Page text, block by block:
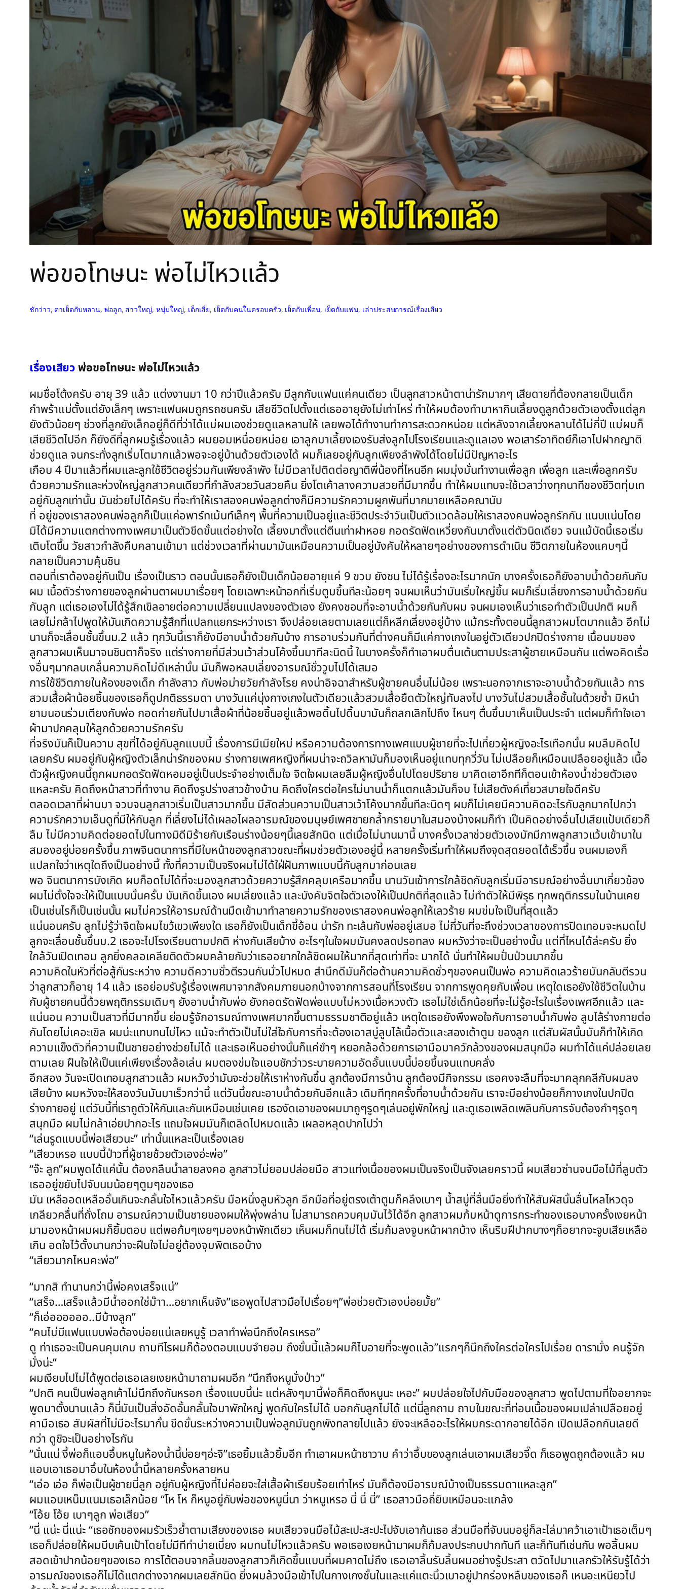
พ่อขอโทษนะ พ่อไม่ไหวแล้ว
ชักว่าว, ตาเย็ดกับหลาน, พ่อลูก, สาวใหญ่, หนุ่มใหญ่, เด็กเสี่ย, เย็ดกับคนในครอบครัว, เย็ดกับเพื่อน, เย็ดกับแฟน, เล่าประสบการณ์เรื่องเสียว
เรื่องเสียวพ่อขอโทษนะ พ่อไม่ไหวแล้ว
ผมชื่อโต้งครับ อายุ 39 แล้ว แต่งงานมา 10 กว่าปีแล้วครับ มีลูกกับแฟนแค่คนเดียว เป็นลูกสาวหน้าตาน่ารักมากๆ เสียดายที่ต้องกลายเป็นเด็ก
กำพร้าแม่ตั้งแต่ยังเล็กๆ เพราะแฟนผมถูกรถชนครับ เสียชีวิตไปตั้งแต่เธออายุยังไม่เท่าไหร่ ทำให้ผมต้องทำมาหากินเลี้ยงดูลูกด้วยตัวเองตั้งแต่ลูก
ยังตัวน้อยๆ ช่วงที่ลูกยังเล็กอยู่ก็ดีที่ว่าได้แม่ผมเองช่วยดูแลหลานให้ เลยพอได้ทำงานทำการสะดวกหน่อย แต่หลังจากเลี้ยงหลานได้ไม่กี่ปี แม่ผมก็
เสียชีวิตไปอีก ก็ยังดีที่ลูกผมรู้เรื่องแล้ว ผมยอมเหนื่อยหน่อย เอาลูกมาเลี้ยงเองรับส่งลูกไปโรงเรียนและดูแลเอง พอเสาร์อาทิตย์ก็เอาไปฝากญาติ
ช่วยดูแล จนกระทั่งลูกเริ่มโตมากแล้วพอจะอยู่บ้านด้วยตัวเองได้ ผมก็เลยอยู่กับลูกเพียงลำพังได้โดยไม่มีปัญหาอะไร
เกือบ 4 ปีมาแล้วที่ผมและลูกใช้ชีวิตอยู่ร่วมกันเพียงลำพัง ไม่มีเวลาไปติดต่อญาติพี่น้องที่ไหนอีก ผมมุ่งมั่นทำงานเพื่อลูก เพื่อลูก และเพื่อลูกครับ
ด้วยความรักและห่วงใหญ่ลูกสาวคนเดียวที่กำลังสวยวันสวยคืน ยิ่งโตเค้าลางความสวยที่มีมากขึ้น ทำให้ผมแทบจะใช้เวลาว่างทุกนาทีของชีวิตทุ่มเท
อยู่กับลูกเท่านั้น มันช่วยไม่ได้ครับ ที่จะทำให้เราสองคนพ่อลูกต่างก็มีความรักความผูกพันที่มากมายเหลือคณานับ
ที่ อยู่ของเราสองคนพ่อลูกก็เป็นแค่อพาร์ทเม้นท์เล็กๆ พื้นที่ความเป็นอยู่และชีวิตประจำวันเป็นตัวแวดล้อมให้เราสองคนพ่อลูกรักกัน แนบแน่นโดย
มิได้มีความแตกต่างทางเพศมาเป็นตัวขีดขั้นแต่อย่างใด เลี้ยงมาตั้งแต่ตีนเท่าฝาหอย กอดรัดฟัดเหวี่ยงกันมาตั้งแต่ตัวนิดเดียว จนแม้บัดนี้เธอเริ่ม
เติบโตขึ้น วัยสาวกำลังคืบคลานเข้ามา แต่ช่วงเวลาที่ผ่านมามันเหมือนความเป็นอยู่บังคับให้หลายๆอย่างของการดำเนิน ชีวิตภายในห้องแคบๆนี้
กลายเป็นความคุ้นชิน
ตอนที่เราต้องอยู่กันเป็น เรื่องเป็นราว ตอนนั้นเธอก็ยังเป็นเด็กน้อยอายุแค่ 9 ขวบ ยังซน ไม่ได้รู้เรื่องอะไรมากนัก บางครั้งเธอก็ยังอาบน้ำด้วยกันกับ
ผม เนื้อตัวร่างกายของลูกผ่านตาผมมาเรื่อยๆ โดยเฉพาะหน้าอกที่เริ่มตูมขึ้นทีละน้อยๆ จนผมเห็นว่ามันเริ่มใหญ่ขึ้น ผมก็เริ่มเลี่ยงการอาบน้ำด้วยกัน
กับลูก แต่เธอเองไม่ได้รู้สึกเขิลอายต่อความเปลี่ยนแปลงของตัวเอง ยังคงชอบที่จะอาบน้ำด้วยกันกับผม จนผมเองเห็นว่าเธอทำตัวเป็นปกติ ผมก็
เลยไม่กล้าไปพูดให้มันเกิดความรู้สึกที่แปลกแยกระหว่างเรา จึงปล่อยเลยตามเลยแต่ก็หลีกเลี่ยงอยู่บ้าง แม้กระทั้งตอนนี้ลูกสาวผมโตมากแล้ว อีกไม่
นานก็จะเลื่อนชั้นขึ้นม.2 แล้ว ทุกวันนี้เราก็ยังมีอาบน้ำด้วยกันบ้าง การอาบร่วมกันที่ต่างคนก็มีแค่กางเกงในอยู่ตัวเดียวปกปิดร่างกาย เนื้อนมของ
ลูกสาวผมเห็นมาจนชินตาก็จริง แต่ร่างกายที่มีส่วนเว้าส่วนโค้งขึ้นมาทีละนิดนี้ ในบางครั้งก็ทำเอาผมตื่นเต้นตามประสาผู้ชายเหมือนกัน แต่พอคิดเรื่อ
งอื่นๆมากลบเกลื่นความคิดไม่ดีเหล่านั้น มันก็พอหลบเลี่ยงอารมณ์ชั่ววูบไปได้เสมอ
การใช้ชีวิตภายในห้องของเด็ก กำลังสาว กับพ่อม่ายวัยกำลังโรย คงน่าอิจฉาสำหรับผู้ชายคนอื่นไม่น้อย เพราะนอกจากเราจะอาบน้ำด้วยกันแล้ว การ
สวมเสื้อผ้าน้อยชิ้นของเธอก็ดูปกติธรรมดา บางวันแค่นุ่งกางเกงในตัวเดียวแล้วสวมเสื้อยืดตัวใหญ่ทับลงไป บางวันไม่สวมเสื้อชั้นในด้วยซ้ำ มิหนำ
ยามนอนร่วมเตียงกับพ่อ กอดก่ายกันไปมาเสื้อผ้าที่น้อยชิ้นอยู่แล้วพอดิ้นไปดิ้นมามันก็ถลกเลิกไปถึง ไหนๆ ตื่นขึ้นมาเห็นเป็นประจำ แต่ผมก็ทำใจเอา
ผ้ามาปกคลุมให้ลูกด้วยความรักครับ
ที่จริงมันก็เป็นความ สุขที่ได้อยู่กับลูกแบบนี้ เรื่องการมีเมียใหม่ หรือความต้องการทางเพศแบบผู้ชายที่จะไปเที่ยวผู้หญิงอะไรเทือกนั้น ผมลืมคิดไป
เลยครับ ผมอยู่กับผู้หญิงตัวเล็กน่ารักของผม ร่างกายเพศหญิงที่ผมน่าจะถวิลหามันก็มองเห็นอยู่แทบทุกวี่วัน ไม่เปลือยก็เหมือนเปลือยอยู่แล้ว เนื้อ
ตัวผู้หญิงคนนี้ถูกผมกอดรัดฟัดหอมอยู่เป็นประจำอย่างเต็มใจ จิตใจผมเลยลืมผู้หญิงอื่นไปโดยปริยาย มาคิดเอาอีกทีก็ตอนเข้าห้องน้ำช่วยตัวเอง
แหละครับ คิดถึงหน้าสาวที่ทำงาน คิดถึงรูปร่างสาวข้างบ้าน คิดถึงใครต่อใครไม่นานน้ำก็แตกแล้วมันก็จบ ไม่เสียตังค์เที่ยวสบายใจดีครับ
ตลอดเวลาที่ผ่านมา จวบจนลูกสาวเริ่มเป็นสาวมากขึ้น มีสัดส่วนความเป็นสาวเว้าโค้งมากขึ้นทีละนิดๆ ผมก็ไม่เคยมีความคิดอะไรกับลูกมากไปกว่า
ความรักความเอ็นดูที่มีให้กับลูก ที่เลี่ยงไม่ได้เผลอไผลอารมณ์ของมนุษย์เพศชายกล้ำกรายมาในสมองบ้างผมก็ทำ เป็นคิดอย่างอื่นไปเสียแป้บเดียวก็
ลืม ไม่มีความคิดต่อยอดไปในทางมิดีมิร้ายกับเรือนร่างน้อยๆนี้เลยสักนิด แต่เมื่อไม่นานมานี้ บางครั้งเวลาช่วยตัวเองมักมีภาพลูกสาวแว้บเข้ามาใน
สมองอยู่บ่อยครั้งขึ้น ภาพจินตนาการที่มีใบหน้าของลูกสาวขณะที่ผมช่วยตัวเองอยู่นี้ หลายครั้งเริ่มทำให้ผมถึงจุดสุดยอดได้เร็วขึ้น จนผมเองก็
แปลกใจว่าเหตุใดถึงเป็นอย่างนี้ ทั้งที่ความเป็นจริงผมไม่ได้ใฝ่ฝันภาพแบบนี้กับลูกมาก่อนเลย
พอ จินตนาการบังเกิด ผมก็อดไม่ได้ที่จะมองลูกสาวด้วยความรู้สึกคลุมเครือมากขึ้น นานวันเข้าการใกล้ชิดกับลูกเริ่มมีอารมณ์อย่างอื่นมาเกี่ยวข้อง
ผมไม่ตั้งใจจะให้เป็นแบบนั้นครั้บ มันเกิดขึ้นเอง ผมเลี่ยงแล้ว และบังคับจิตใจตัวเองให้เป็นปกติที่สุดแล้ว ไม่ทำตัวให้มีพิรุธ ทุกพฤติกรรมในบ้านเคย
เป็นเช่นไรก็เป็นเช่นนั้น ผมไม่ควรให้อารมณ์ด้านมืดเข้ามาทำลายความรักของเราสองคนพ่อลูกให้เลวร้าย ผมข่มใจเป็นที่สุดแล้ว
แน่นอนครับ ลูกไม่รู้ว่าจิตใจผมไขว้เขวเพียงใด เธอก็ยังเป็นเด็กขี้อ้อน น่ารัก ทะเล้นกับพ่ออยู่เสมอ ไม่กี่วันที่จะถึงช่วงเวลาของการปิดเทอมจะหมดไป
ลูกจะเลื่อนชั้นขึ้นม.2 เธอจะไปโรงเรียนตามปกติ ห่างกันเสียบ้าง อะไรๆในใจผมมันคงลดปรอทลง ผมหวังว่าจะเป็นอย่างนั้น แต่ที่ไหนได้ล่ะครับ ยิ่ง
ใกล้วันเปิดเทอม ลูกยิ่งคลอเคลียติดตัวผมคล้ายกับว่าเธออยากใกล้ชิดผมให้มากที่สุดเท่าที่จะ มากได้ นั่นทำให้ผมปั่นป่วนมากขึ้น
ความคิดในหัวที่ต่อสู้กันระหว่าง ความดีความชั่วตีรวนกันมั่วไปหมด สำนึกดีมันก็ต่อต้านความคิดชั่วๆของคนเป็นพ่อ ความคิดเลวร้ายมันกลับตีรวน
ว่าลูกสาวก็อายุ 14 แล้ว เธอย่อมรับรู้เรื่องเพศมาจากสังคมภายนอกบ้างจากการสอนที่โรงเรียน จากการพูดคุยกับเพื่อน เหตุใดเธอยังใช้ชีวิตในบ้าน
กับผู้ชายคนนี้ด้วยพฤติกรรมเดิมๆ ยังอาบน้ำกับพ่อ ยังกอดรัดฟัดพ่อแบบไม่หวงเนื้อหวงตัว เธอไม่ใช่เด็กน้อยที่จะไม่รู้อะไรในเรื่องเพศอีกแล้ว และ
แน่นอน ความเป็นสาวที่มีมากขึ้น ย่อมรู้จักอารมณ์ทางเพศมากขึ้นตามธรรมชาติอยู่แล้ว เหตุใดเธอยังพึงพอใจกับการอาบน้ำกับพ่อ ลูบไล้ร่างกายต่อ
กันโดยไม่เคอะเขิล ผมน่ะแทบทนไม่ไหว แม้จะทำตัวเป็นไม่ใส่ใจกับการที่จะต้องเอาสบู่ลูบไล้เนื้อตัวและสองเต้าตูม ของลูก แต่สัมผัสนั้นมันก็ทำให้เกิด
ความแข็งตัวที่ความเป็นชายอย่างช่วยไม่ได้ และเธอเห็นอย่างนั้นก็แค่ขำๆ หยอกล้อด้วยการเอามือมาควักล้วงของผมสนุกมือ ผมทำได้แค่ปล่อยเลย
ตามเลย ฝืนใจให้เป็นแค่เพียงเรื่องล้อเล่น ผมตองข่มใจแอบชักว่าวระบายความอัดอั้นแบบนี้บ่อยขึ้นจนแทบคลั่ง
อีกสอง วันจะเปิดเทอมลูกสาวแล้ว ผมหวังว่ามันจะช่วยให้เราห่างกันขึ้น ลูกต้องมีการบ้าน ลูกต้องมีกิจกรรม เธอคงจะลืมที่จะมาคลุกคลีกับผมลง
เสียบ้าง ผมหวังจะให้สองวันมันมาเร็วกว่านี้ แต่วันนี้ขณะอาบน้ำด้วยกันอีกแล้ว เดิมทีทุกครั้งที่อาบน้ำด้วยกัน เราจะมีอย่างน้อยก็กางเกงในปกปิด
ร่างกายอยู่ แต่วันนี้ที่เราถูตัวให้กันและกันเหมือนเช่นเคย เธองัดเอาของผมมาถูๆรูดๆเล่นอยู่พักใหญ่ และดูเธอเพลิดเพลินกับการจับต้องกำๆรูดๆ
สนุกมือ ผมไม่กล้าเอ่ยปากอะไร แถมใจผมมันก็เตลิดไปหมดแล้ว เผลอหลุดปากไปว่า
“เล่นรูดแบบนี้พ่อเสียวนะ” เท่านั้นแหละเป็นเรื่องเลย
“เสียวเหรอ แบบนี้ป่าวที่ผู้ชายช้วยตัวเองอ่ะพ่อ”
“จ๊ะ ลูก”ผมพูดได้แค่นั้น ต้องกลืนน้ำลายลงคอ ลูกสาวไม่ยอมปล่อยมือ สาวแท่งเนื้อของผมเป็นจริงเป็นจังเลยคราวนี้ ผมเสียวซ่านจนมือไม้ที่ลูบตัว
เธออยู่ขยับไปจับนมน้อยๆตูมๆของเธอ
มัน เหลืออดเหลืออั้นเกินจะกลั้นใจไหวแล้วครับ มือหนึ่งลูบหัวลูก อีกมือที่อยู่ตรงเต้าตูมก็คลึงเบาๆ น้ำสบู่ที่ลื่นมือยิ่งทำให้สัมผัสนั้นลื่นไหลไหวดุจ
เกลียวคลื่นที่ถั่งโถม อารมณ์ความเป็นชายของผมให้พุ่งพล่าน ไม่สามารถควบคุมมันไว้ได้อีก ลูกสาวผมก้มหน้าดูการกระทำของเธอบางครั้งเงยหน้า
มามองหน้าผมผมก็ยิ้มตอบ แต่พอก้มๆเงยๆมองหน้าพักเดียว เห็นผมก็ทนไม่ได้ เริ่มก้มลงจูบหน้าผากบ้าง เห็นริมฝีปากบางๆก็อยากจะจูบเสียเหลือ
เกิน อดใจไว้ตั้งนานกว่าจะฝืนใจไม่อยู่ต้องจุมพิตเธอบ้าง
“เสียวมากไหมคะพ่อ”
“มากสิ ทำนานกว่านี้พ่อคงเสร็จแน่”
“เสร็จ…เสร็จแล้วมีน้ำออกใช่ม๊าา…อยากเห็นจัง”เธอพูดไปสาวมือไปเรื่อยๆ”พ่อช่วยตัวเองบ่อยมั้ย”
“ก็เอ่ออออออ..มีบ้างลูก”
“คนไม่มีแฟนแบบพ่อต้องบ่อยแน่เลยหนูรู้ เวลาทำพ่อนึกถึงใครเหรอ”
ดู ท่าเธอจะเป็นคนคุมเกม ถามทีไรผมก็ต้องตอบแบบจำยอม ถึงขั้นนี้แล้วผมก็ไมอายที่จะพูดแล้ว”แรกๆก็นึกถึงใครต่อใครไปเรื่อย ดารามั่ง คนรู้จัก
มั่งน่ะ”
ผมเงียบไปไม่ได้พูดต่อเธอเลยเงยหน้ามาถามผมอีก “นึกถึงหนูมั่งป่าว”
“ปกติ คนเป็นพ่อลูกเค้าไม่นึกถึงกันหรอก เรื่องแบบนี้น่ะ แต่หลังๆมานี้พ่อก็คิดถึงหนูนะ เหอะ” ผมปล่อยใจไปกับมือของลูกสาว พูดไปตามที่ใจอยากจะ
พูดมาตั้งนานแล้ว ก็นี่มันเป็นสิ่งอัดอั้นกลั้นใจมาพักใหญ่ พูดกับใครไม่ได้ บอกกับลูกไม่ได้ แต่นี่ลูกถาม ถามในขณะที่ท่อนเนื้อของผมเปล่าเปลือยอยู่
คามือเธอ สัมผัสที่ไม่มีอะไรมากั้น ขีดขั้นระหว่างความเป็นพ่อลูกมันถูกพังทลายไปแล้ว ยังจะเหลืออะไรให้ผมกระดากอายได้อีก เปิดเปลือกกันเลยดี
กว่า ดูซิจะเป็นอย่างไรกัน
“นั่นแน่ งี้พ่อก็แอบอึ้บหนูในห้องน้ำนี้บ่อยๆอ่ะจิ”เธอยิ้มแล้วยิ้มอีก ทำเอาผมหน้าชาวาบ คำว่าอึ้บของลูกเล่นเอาผมเสียวจี๊ด ก็เธอพูดถูกต้องแล้ว ผม
แอบเอาเธอมาอึ้บในห้องน้ำนี้หลายครั้งหลายหน
“เอ่อ เอ่อ ก็พ่อเป็นผู้ชายนี่ลูก อยู่กับผู้หญิงที่ไม่ค่อยจะใส่เสื้อผ้าเรียบร้อยเท่าไหร่ มันก็ต้องมีอารมณ์บ้างเป็นธรรมดาแหละลูก”
ผมแอบเหน็มแนมเธอเล็กน้อย “โห โห ก็หนูอยู่กับพ่อของหนูนี่นา ว่าหนูเหรอ นี่ นี่ นี่” เธอสาวมือถี่ยิบเหมือนจะแกล้ง
“โอ้ย โอ้ย เบาๆลูก พ่อเสียว”
“นี่ แน่ะ นี่แน่ะ “เธอชักของผมรัวเร็วย้ำตามเสียงของเธอ ผมเสียวจนมือไม้สะเปะสะปะไปจับเอาก้นเธอ ส่วนมือที่จับนมอยู่ก็ละไล่มาคว้าเอาเป้าเธอเต็มๆ
เธอก็ปล่อยให้ผมบีบเค้นเป้าโดยไม่มีทีท่าบ่ายเบี่ยง ผมทนไม่ไหวแล้วครับ พอเธอเงยหน้ามาผมก็ก้มลงประกบปากทันที และก็ทันทีเช่นกัน พอลิ้นผม
สอดเข้าปากน้อยๆของเธอ การโต้ตอบจากลิ้นของลูกสาวก็เกิดขึ้นแบบที่ผมคาดไม่ถึง เธอเอาลิ้นรับลิ้นผมอย่างรู้ประสา ตวัดไปมาแลกรัวให้รับรู้ได้ว่า
อารมณ์ของเธอก็ไม่ได้แตกต่างจากผมเลยสักนิด ยิ่งผมล้วงมือเข้าไปในกางเกงชั้นในและแค่แตะนิ้วเบาอยู่ปากร่องหลืบของเธอก็ เหนอะเหนียวไป